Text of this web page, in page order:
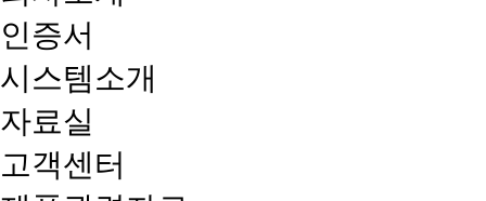
인증서
시스템소개
자료실
고객센터